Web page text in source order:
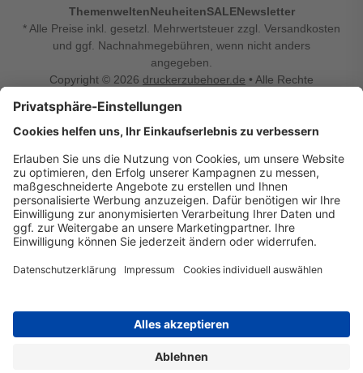
ThemenweltenNeuheitenSALENewsletter
* Alle Preise inkl. gesetzl. Mehrwertsteuer zzgl. Versandkosten
und ggf. Nachnahmegebühren, wenn nicht anders
angegeben.
Copyright © 2026 druckerzubehoer.de • Alle Rechte
Vertrag widerrufen
Druckerzubehoer.de – preiswerte Qualität für Ihr Office
Sie sind auf der Suche nach dem passenden Druckerzubehör
oder Zubehör für das Büro, den Computer oder Ihr
Smartphone? Dann sind Sie bei Druckerzubehoer.de genau
richtig! Unser breites Sortiment bietet unter anderem Tinte
und Toner für alle gängigen Druckermodelle – großer sowie
kleiner Hersteller. Zugleich sind wir Ihr Online Fachhandel für
einrichten, die Werkstatt ausstatten oder den Alltag mit
was Ihren Arbeitsplatz noch komfortabler macht, finden Sie
bei uns auch Bastelspaß, Schulbedarf, Beleuchtung,
für die ganze Familie. Entdecken Sie günstige Angebote und